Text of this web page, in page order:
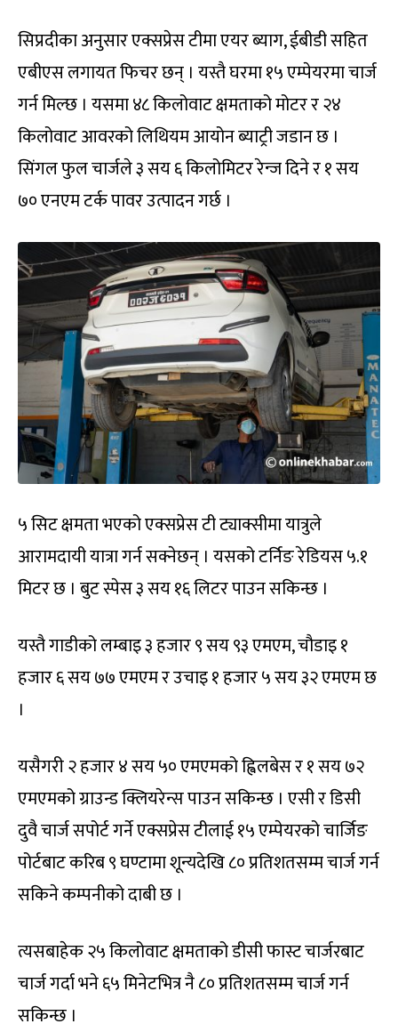
सिप्रदीका अनुसार एक्सप्रेस टीमा एयर ब्याग, ईबीडी सहित
एबीएस लगायत फिचर छन् । यस्तै घरमा १५ एम्पेयरमा चार्ज
गर्न मिल्छ । यसमा ४८ किलोवाट क्षमताको मोटर र २४
किलोवाट आवरको लिथियम आयोन ब्याट्री जडान छ ।
सिंगल फुल चार्जले ३ सय ६ किलोमिटर रेन्ज दिने र १ सय
७० एनएम टर्क पावर उत्पादन गर्छ ।
५ सिट क्षमता भएको एक्सप्रेस टी ट्याक्सीमा यात्रुले
आरामदायी यात्रा गर्न सक्नेछन् । यसको टर्निङ रेडियस ५.१
मिटर छ । बुट स्पेस ३ सय १६ लिटर पाउन सकिन्छ ।
यस्तै गाडीको लम्बाइ ३ हजार ९ सय ९३ एमएम, चौडाइ १
हजार ६ सय ७७ एमएम र उचाइ १ हजार ५ सय ३२ एमएम छ
।
यसैगरी २ हजार ४ सय ५० एमएमको ह्विलबेस र १ सय ७२
एमएमको ग्राउन्ड क्लियरेन्स पाउन सकिन्छ । एसी र डिसी
दुवै चार्ज सपोर्ट गर्ने एक्सप्रेस टीलाई १५ एम्पेयरको चार्जिङ
पोर्टबाट करिब ९ घण्टामा शून्यदेखि ८० प्रतिशतसम्म चार्ज गर्न
सकिने कम्पनीको दाबी छ ।
त्यसबाहेक २५ किलोवाट क्षमताको डीसी फास्ट चार्जरबाट
चार्ज गर्दा भने ६५ मिनेटभित्र नै ८० प्रतिशतसम्म चार्ज गर्न
सकिन्छ ।